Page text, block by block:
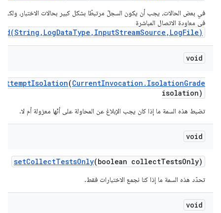
في بعض الحالات، يجب أن يكون السجلّ مرتبطًا بشكل كبير بحالات الاختبار، ولكن
في معاودة الاتصال المباشرة
void
AttemptIsolation(CurrentInvocation . IsolationGrade
isolation)
تضبط هذه السمة ما إذا كان يجب الإبلاغ عن المحاولة على أنّها معزولة أم لا.
void
setCollectTestsOnly(boolean collectTestsOnly)
تحدّد هذه السمة ما إذا كنا نجمع الاختبارات فقط.
void